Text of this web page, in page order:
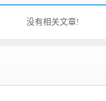
没有相关文章!